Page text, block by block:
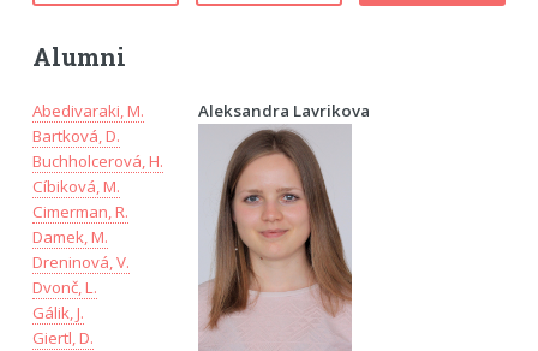
Alumni
Abedivaraki, M.
Bartková, D.
Buchholcerová, H.
Cíbiková, M.
Cimerman, R.
Damek, M.
Dreninová, V.
Dvonč, L.
Gálik, J.
Giertl, D.
Aleksandra Lavrikova